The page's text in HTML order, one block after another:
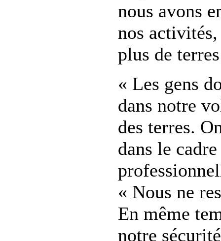
nous avons
nos activités,
plus de
« Les gens
dans notre
des terres.
dans le
« Nous ne
En même
notre